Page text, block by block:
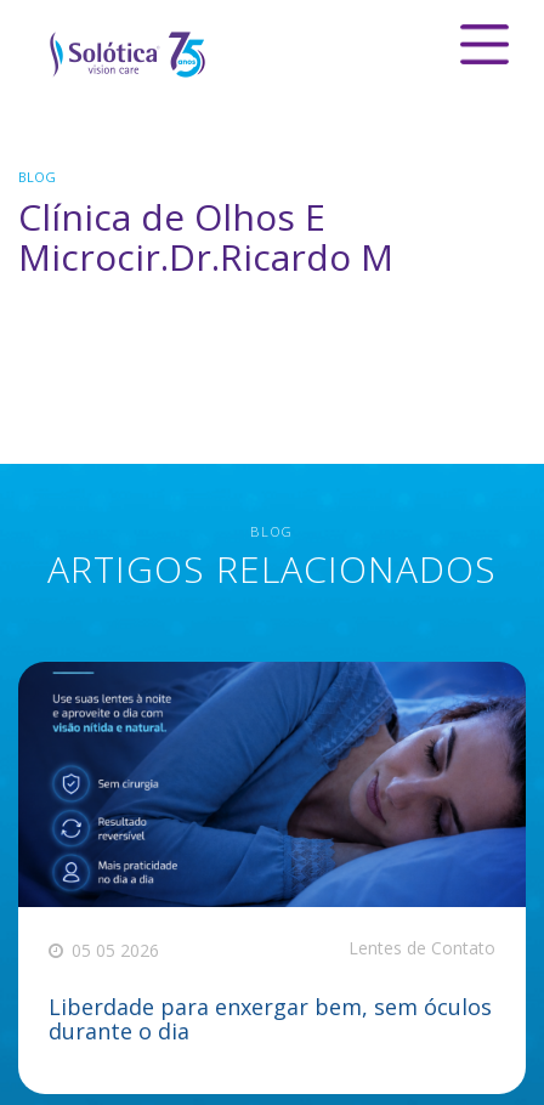
BLOG
Clínica de Olhos E
Microcir.Dr.Ricardo M
BLOG
ARTIGOS RELACIONADOS
05 05 2026 Lentes de Contato
Liberdade para enxergar bem, sem óculos
durante o dia